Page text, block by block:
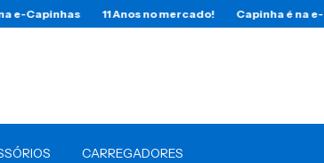
Capinhas 11 Anos no mercado! Capinha é na e-
CARREGADORES